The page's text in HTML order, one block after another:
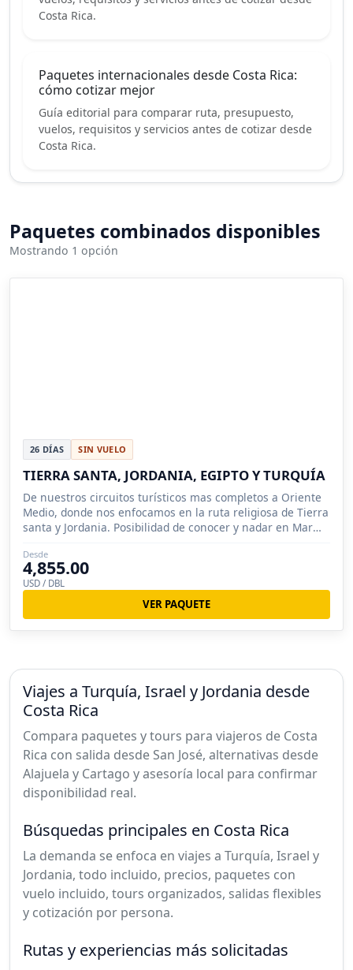
Costa Rica.
Paquetes internacionales desde Costa Rica:
cómo cotizar mejor
Guía editorial para comparar ruta, presupuesto,
vuelos, requisitos y servicios antes de cotizar desde
Costa Rica.
Paquetes combinados disponibles
Mostrando 1 opción
26 DÍAS SIN VUELO
TIERRA SANTA, JORDANIA, EGIPTO Y TURQUÍA
De nuestros circuitos turísticos mas completos a Oriente
Medio, donde nos enfocamos en la ruta religiosa de Tierra
santa y Jordania. Posibilidad de conocer y nadar en Mar
Desde
4,855.00
USD / DBL
VER PAQUETE
Viajes a Turquía, Israel y Jordania desde
Costa Rica
Compara paquetes y tours para viajeros de Costa
Rica con salida desde San José, alternativas desde
Alajuela y Cartago y asesoría local para confirmar
disponibilidad real.
Búsquedas principales en Costa Rica
La demanda se enfoca en viajes a Turquía, Israel y
Jordania, todo incluido, precios, paquetes con
vuelo incluido, tours organizados, salidas flexibles
y cotización por persona.
Rutas y experiencias más solicitadas